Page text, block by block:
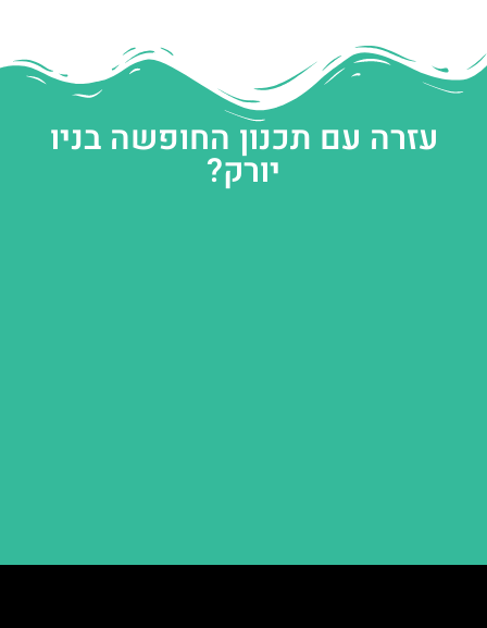
עזרה עם תכנון החופשה בניו
יורק?